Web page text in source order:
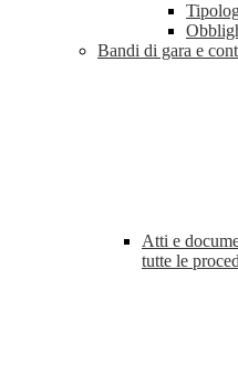
Bandi di gara e
Atti e
tutte le